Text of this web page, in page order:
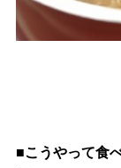
■こうやって食